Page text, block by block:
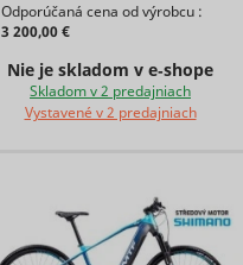
Odporúčaná cena od výrobcu :
3 200,00 €
Nie je skladom v e‑shope
Skladom v 2 predajniach
Vystavené v 2 predajniach